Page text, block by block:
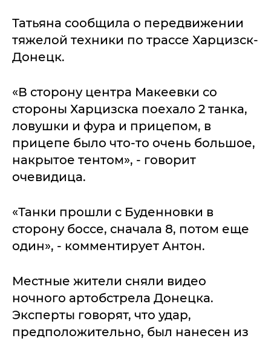
Татьяна сообщила о передвижении
тяжелой техники по трассе Харцизск-
Донецк.
«В сторону центра Макеевки со
стороны Харцизска поехало 2 танка,
ловушки и фура и прицепом, в
прицепе было что-то очень большое,
накрытое тентом», - говорит
очевидица.
«Танки прошли с Буденновки в
сторону боссе, сначала 8, потом еще
один», - комментирует Антон.
Местные жители сняли видео
ночного артобстрела Донецка.
Эксперты говорят, что удар,
предположительно, был нанесен из